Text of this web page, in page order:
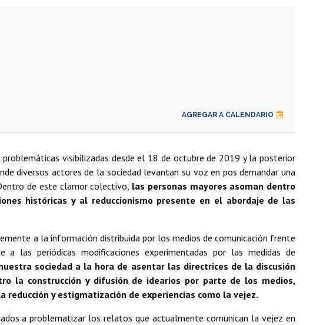
AGREGAR A CALENDARIO
visibilizadas desde el 18 de octubre de 2019 y la posterior
diversos actores de la sociedad levantan su voz en pos demandar una
de este clamor colectivo, las personas mayores asoman dentro
históricas y al reduccionismo presente en el abordaje de las
a la información distribuida por los medios de comunicación frente
las periódicas modificaciones experimentadas por las medidas de
sociedad a la hora de asentar las directrices de la discusión
la construcción y difusión de idearios por parte de los medios,
y estigmatización de experiencias como la vejez.
a problematizar los relatos que actualmente comunican la vejez en